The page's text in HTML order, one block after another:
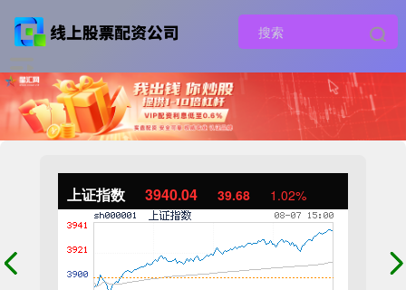
上证指数 3940.04 39.68 1.02%